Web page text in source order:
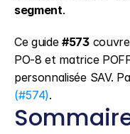
segment.
Ce guide #573 couvre
PO-8 et matrice
personnalisée SAV.
(#574).